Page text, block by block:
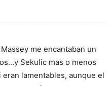
me encantaban un
Sekulic mas o menos
lamentables, aunque el